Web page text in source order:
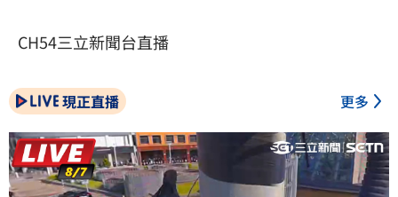
CH54三立新聞台直播
現正直播 更多